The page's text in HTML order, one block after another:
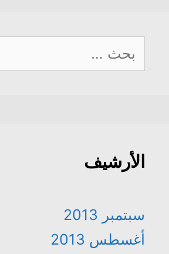
عن:
الأرشيف
سبتمبر 2013
أغسطس 2013